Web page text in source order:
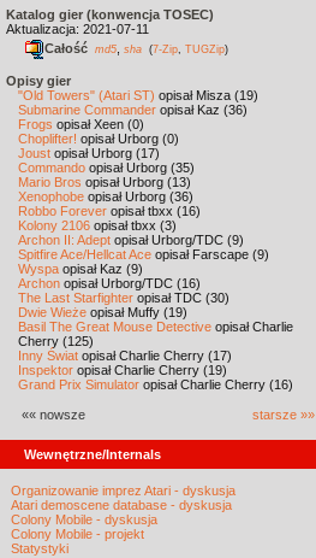
Katalog gier (konwencja TOSEC)
Aktualizacja: 2021-07-11
Całość md5 sha (7-Zip TUGZip)
Opisy gier
"Old Towers" (Atari ST) opisał Misza (19)
Submarine Commander opisał Kaz (36)
Frogs opisał Xeen (0)
Choplifter! opisał Urborg (0)
Joust opisał Urborg (17)
Commando opisał Urborg (35)
Mario Bros opisał Urborg (13)
Xenophobe opisał Urborg (36)
Robbo Forever opisał tbxx (16)
Kolony 2106 opisał tbxx (3)
Archon II: Adept opisał Urborg/TDC (9)
Spitfire Ace/Hellcat Ace opisał Farscape (9)
Wyspa opisał Kaz (9)
Archon opisał Urborg/TDC (16)
The Last Starfighter opisał TDC (30)
Dwie Wieże opisał Muffy (19)
Basil The Great Mouse Detective opisał Charlie
Cherry (125)
Inny Świat opisał Charlie Cherry (17)
Inspektor opisał Charlie Cherry (19)
Grand Prix Simulator opisał Charlie Cherry (16)
«« nowsze starsze »»
Wewnętrzne/Internals
Organizowanie imprez Atari - dyskusja
Atari demoscene database - dyskusja
Colony Mobile - dyskusja
Colony Mobile - projekt
Statystyki